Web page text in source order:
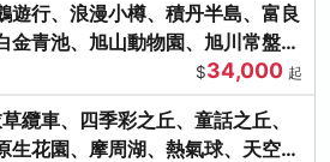
遊行、浪漫小樽、積丹半島、富良
金青池、旭山動物園、旭川常盤旋
$34,000 起
纜車、四季彩之丘、童話之丘、
生花園、摩周湖、熱氣球、天空溫